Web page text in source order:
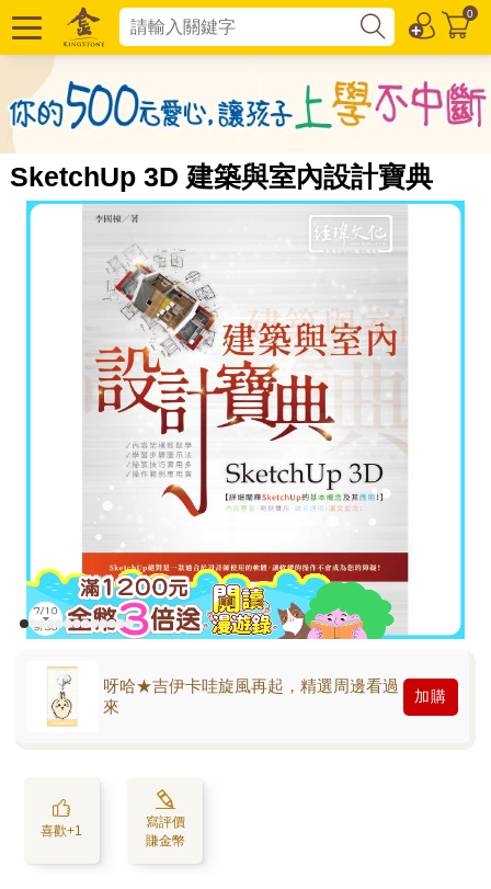
0
SketchUp 3D 建築與室內設計寶典
呀哈★吉伊卡哇旋風再起，精選周邊看過
來
加購
喜歡+1
寫評價
賺金幣